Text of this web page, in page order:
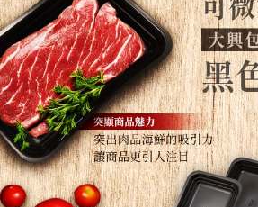
TRACK LISTING追 / 蹤
匯款通知